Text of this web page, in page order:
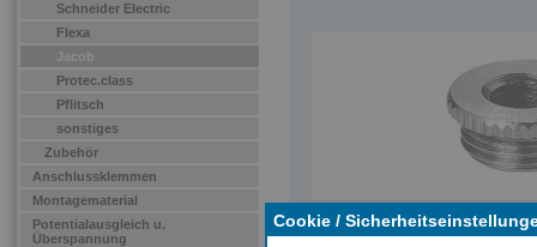
Cookie /
Schneider Electric
Flexa
Jacob
Protec.class
Pflitsch
sonstiges
Zubehör
Anschlussklemmen
Montagematerial
Potentialausgleich u.
Überspannung